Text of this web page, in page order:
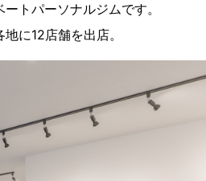
トパーソナルジムです。
に12店舗を出店。